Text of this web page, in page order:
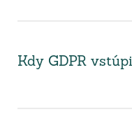
Kdy GDPR